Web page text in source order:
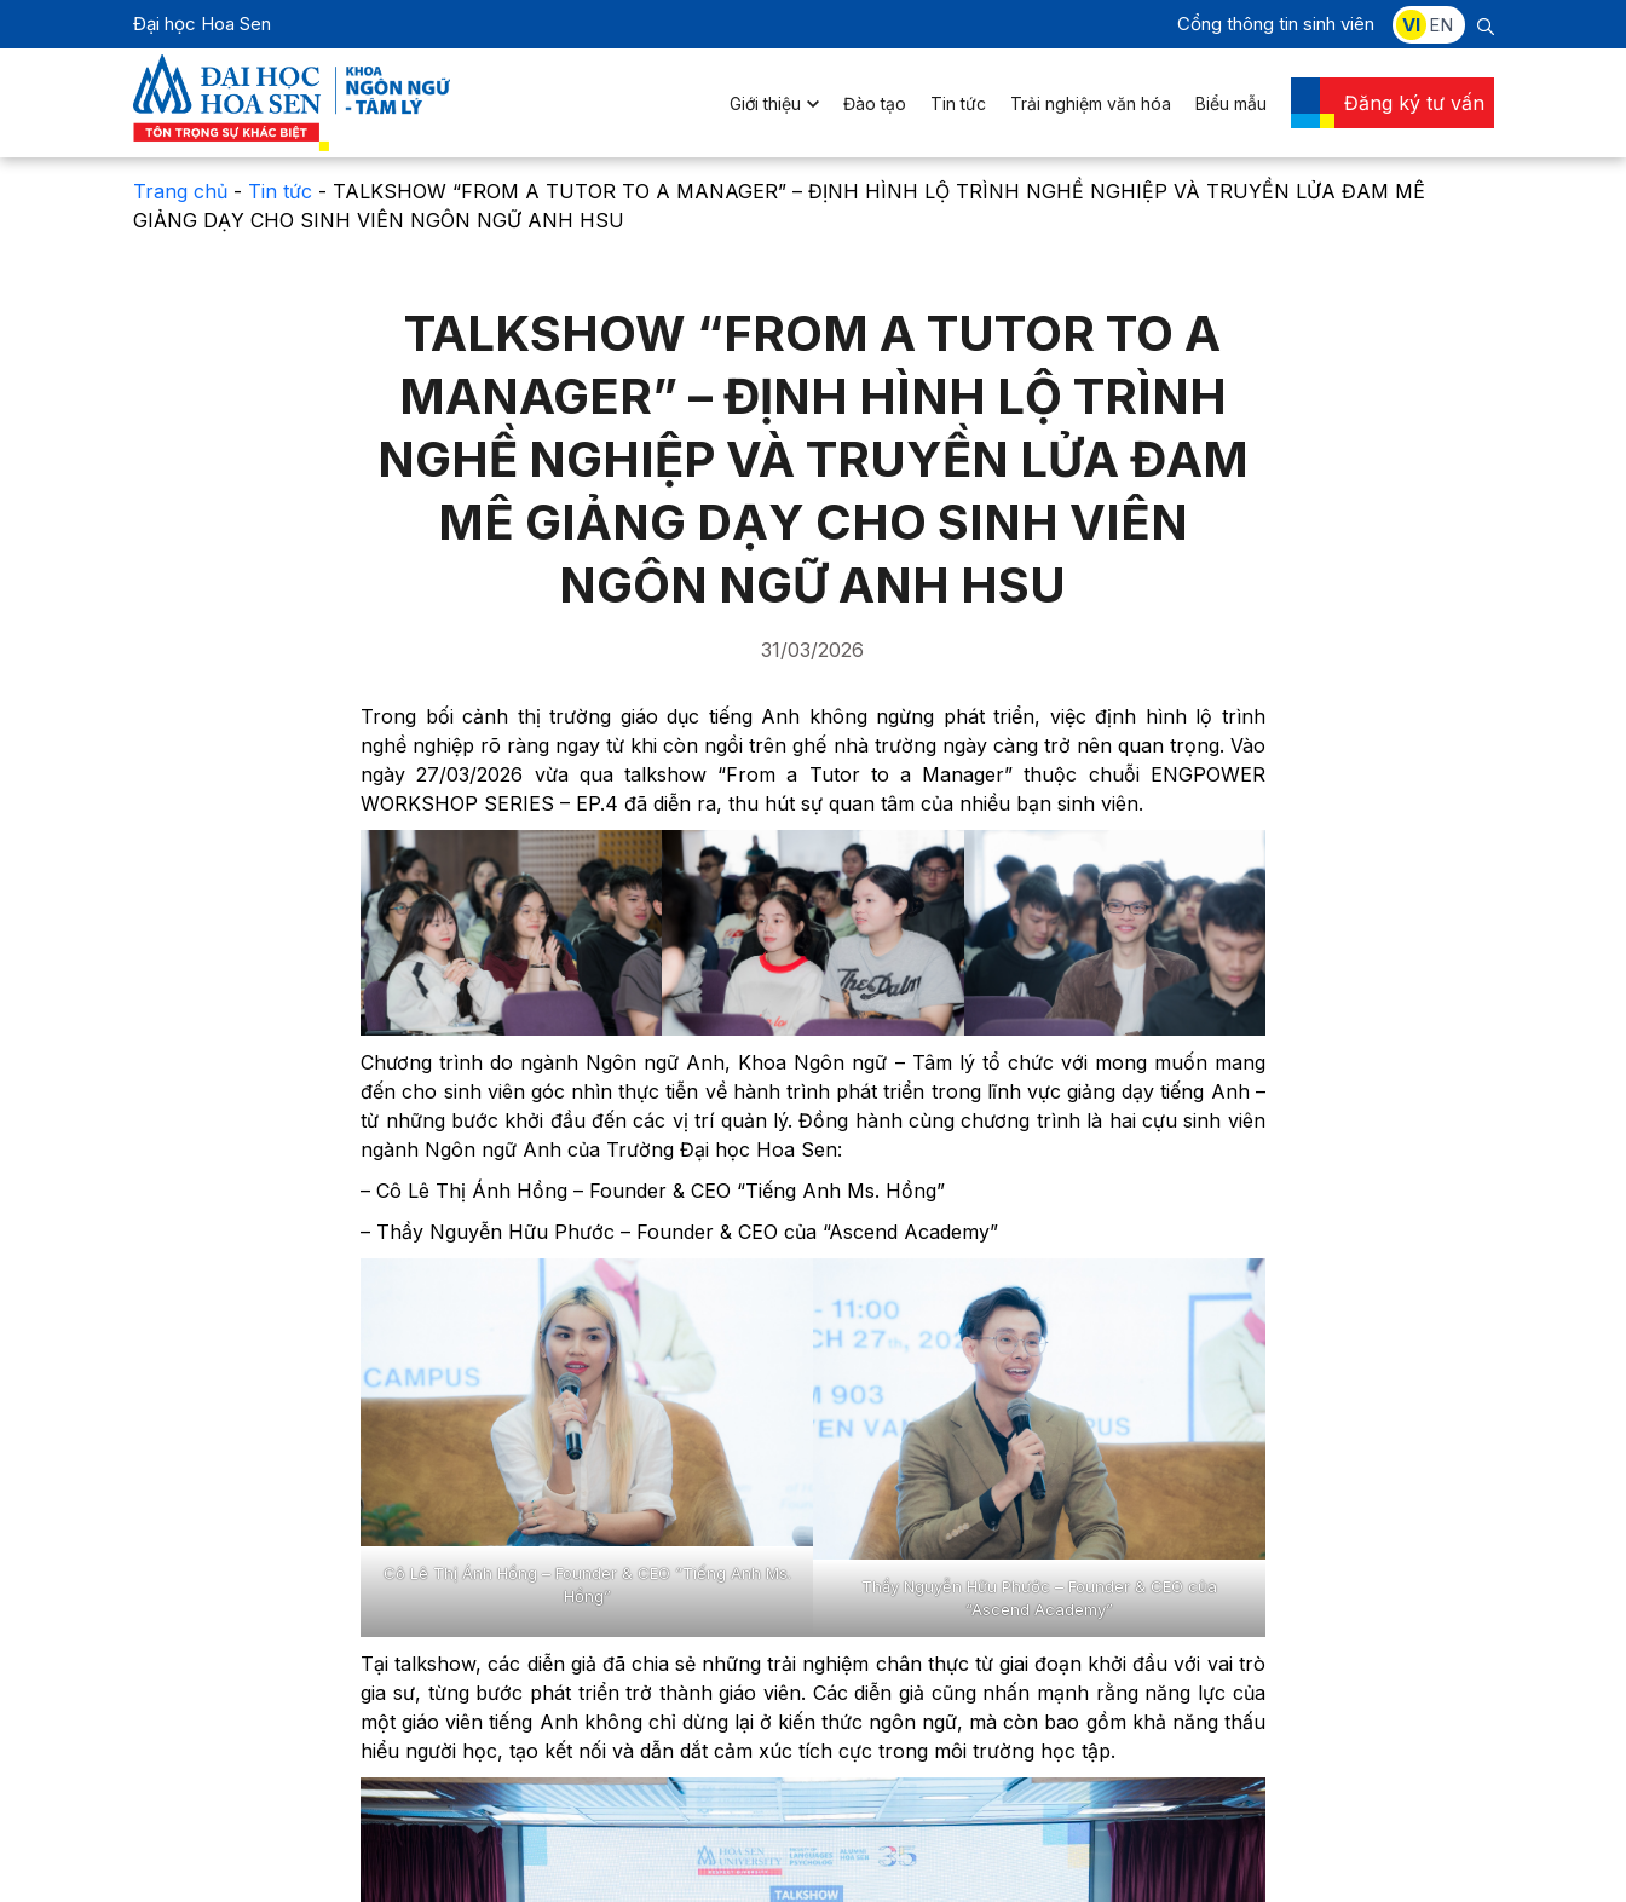
Đại học Hoa Sen Cổng thông tin sinh viên VI EN
Giới thiệu Đào tạo Tin tức Trải nghiệm văn hóa Biểu mẫu Đăng ký tư vấn
Trang chủ - Tin tức - TALKSHOW “FROM A TUTOR TO A MANAGER” – ĐỊNH HÌNH LỘ TRÌNH NGHỀ NGHIỆP VÀ TRUYỀN LỬA ĐAM MÊ
GIẢNG DẠY CHO SINH VIÊN NGÔN NGỮ ANH HSU
TALKSHOW “FROM A TUTOR TO A
MANAGER” – ĐỊNH HÌNH LỘ TRÌNH
NGHỀ NGHIỆP VÀ TRUYỀN LỬA ĐAM
MÊ GIẢNG DẠY CHO SINH VIÊN
NGÔN NGỮ ANH HSU
31/03/2026
Trong bối cảnh thị trường giáo dục tiếng Anh không ngừng phát triển, việc định hình lộ trình
nghề nghiệp rõ ràng ngay từ khi còn ngồi trên ghế nhà trường ngày càng trở nên quan trọng. Vào
ngày 27/03/2026 vừa qua talkshow “From a Tutor to a Manager” thuộc chuỗi ENGPOWER
WORKSHOP SERIES – EP.4 đã diễn ra, thu hút sự quan tâm của nhiều bạn sinh viên.
Chương trình do ngành Ngôn ngữ Anh, Khoa Ngôn ngữ – Tâm lý tổ chức với mong muốn mang
đến cho sinh viên góc nhìn thực tiễn về hành trình phát triển trong lĩnh vực giảng dạy tiếng Anh –
từ những bước khởi đầu đến các vị trí quản lý. Đồng hành cùng chương trình là hai cựu sinh viên
ngành Ngôn ngữ Anh của Trường Đại học Hoa Sen:
– Cô Lê Thị Ánh Hồng – Founder & CEO “Tiếng Anh Ms. Hồng”
– Thầy Nguyễn Hữu Phước – Founder & CEO của “Ascend Academy”
Cô Lê Thị Ánh Hồng – Founder & CEO “Tiếng Anh Ms.
Hồng”
Thầy Nguyễn Hữu Phước – Founder & CEO của
“Ascend Academy”
Tại talkshow, các diễn giả đã chia sẻ những trải nghiệm chân thực từ giai đoạn khởi đầu với vai trò
gia sư, từng bước phát triển trở thành giáo viên. Các diễn giả cũng nhấn mạnh rằng năng lực của
một giáo viên tiếng Anh không chỉ dừng lại ở kiến thức ngôn ngữ, mà còn bao gồm khả năng thấu
hiểu người học, tạo kết nối và dẫn dắt cảm xúc tích cực trong môi trường học tập.